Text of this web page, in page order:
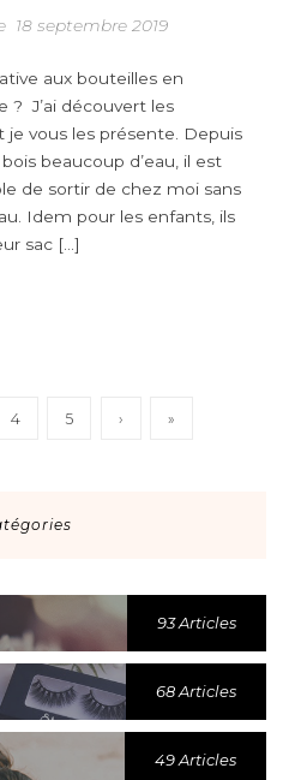
18 septembre 2019
aux bouteilles en
? J’ai découvert les
vous les présente. Depuis
beaucoup d’eau, il est
de sortir de chez moi sans
Idem pour les enfants, ils
sac […]
4 5 › »
93 Articles
68 Articles
49 Articles